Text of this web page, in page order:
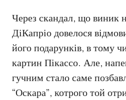
Через скандал, що виник
ДіКапріо довелося
його подарунків, в тому
картин Пікассо. Але,
гучним стало саме
“Оскара”, котрого той